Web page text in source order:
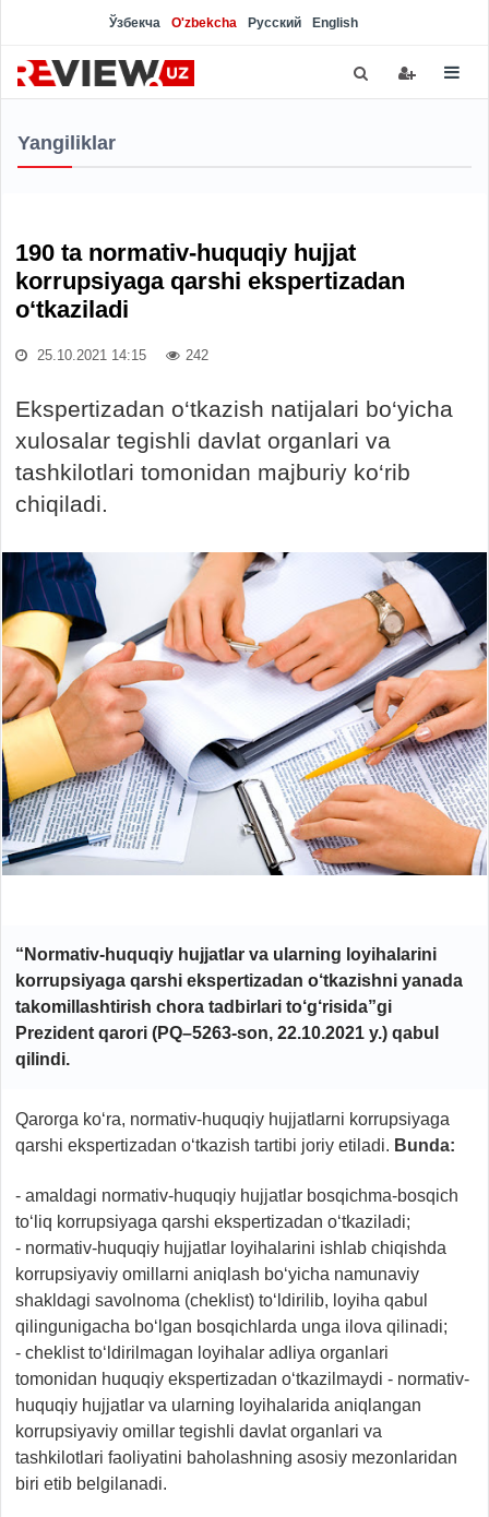
Ўзбекча O'zbekcha Русский English
Yangiliklar
190 ta normativ-huquqiy hujjat
korrupsiyaga qarshi ekspertizadan
o‘tkaziladi
25.10.2021 14:15 242
Ekspertizadan o‘tkazish natijalari bo‘yicha
xulosalar tegishli davlat organlari va
tashkilotlari tomonidan majburiy ko‘rib
chiqiladi.
“Normativ-huquqiy hujjatlar va ularning loyihalarini
korrupsiyaga qarshi ekspertizadan o‘tkazishni yanada
takomillashtirish chora tadbirlari to‘g‘risida”gi
Prezident qarori (PQ–5263-son, 22.10.2021 y.) qabul
qilindi.
Qarorga ko‘ra, normativ-huquqiy hujjatlarni korrupsiyaga
qarshi ekspertizadan o‘tkazish tartibi joriy etiladi. Bunda:
- amaldagi normativ-huquqiy hujjatlar bosqichma-bosqich
to‘liq korrupsiyaga qarshi ekspertizadan o‘tkaziladi;
- normativ-huquqiy hujjatlar loyihalarini ishlab chiqishda
korrupsiyaviy omillarni aniqlash bo‘yicha namunaviy
shakldagi savolnoma (cheklist) to‘ldirilib, loyiha qabul
qilingunigacha bo‘lgan bosqichlarda unga ilova qilinadi;
- cheklist to‘ldirilmagan loyihalar adliya organlari
tomonidan huquqiy ekspertizadan o‘tkazilmaydi - normativ-
huquqiy hujjatlar va ularning loyihalarida aniqlangan
korrupsiyaviy omillar tegishli davlat organlari va
tashkilotlari faoliyatini baholashning asosiy mezonlaridan
biri etib belgilanadi.